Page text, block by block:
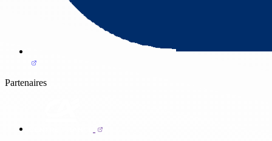
Partenaires